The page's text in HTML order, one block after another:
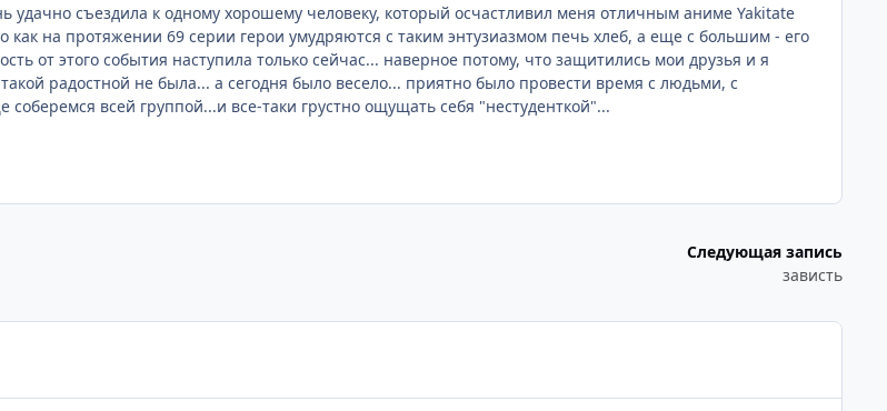
удачно съездила к одному хорошему человеку, который осчастливил меня отличным аниме Yakitate
как на протяжении 69 серии герои умудряются с таким энтузиазмом печь хлеб, а еще с большим - его
от этого события наступила только сейчас... наверное потому, что защитились мои друзья и я
радостной не была... а сегодня было весело... приятно было провести время с людьми, с
всей группой...и все-таки грустно ощущать себя "нестуденткой"...
Следующая запись
зависть